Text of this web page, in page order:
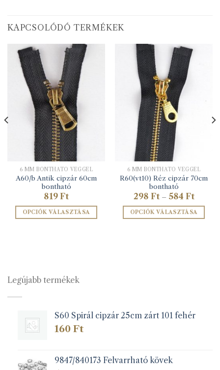
KAPCSOLÓDÓ TERMÉKEK
6 MM BONTHATÓ VÉGGEL
A60/b Antik cipzár 60cm
bontható
819 Ft
OPCIÓK VÁLASZTÁSA
van.
A
termékoldalon
választhatók
6 MM BONTHATÓ VÉGGEL
R60(vt10) Réz cipzár 70cm
bontható
298 Ft – 584 Ft
298 Ft
-
584 Ft
OPCIÓK VÁLASZTÁSA
termékoldalon
Legújabb termékek
S60 Spirál cipzár 25cm zárt 101 fehér
160 Ft
9847/840173 Felvarrható kövek